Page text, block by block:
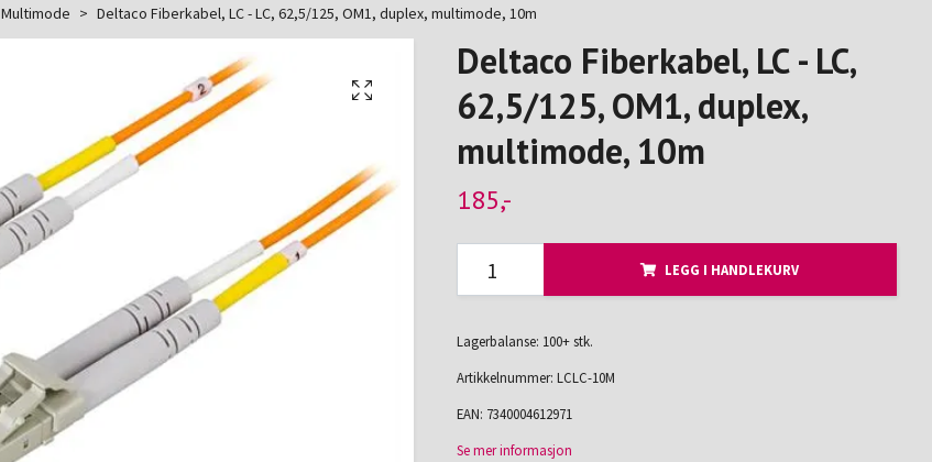
Multimode Deltaco Fiberkabel, LC - LC, 62,5/125, OM1, duplex, multimode, 10m
Deltaco Fiberkabel, LC - LC,
62,5/125, OM1, duplex,
multimode, 10m
185,-
LEGG I HANDLEKURV
Lagerbalanse: 100+ stk.
Artikkelnummer: LCLC-10M
EAN: 7340004612971
Se mer informasjon